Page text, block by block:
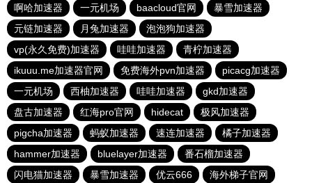
啊哈加速器
一元机场 baacloud官网
暴雪加速器
元链加速器
月兔加速器
泡泡狗加速器
vp(永久免费)加速器
哇哇加速器
青柠加速器
ikuuu.me加速器官网
免费海外pvn加速器
picacg加速器
一元机场
西柚加速器 哇哇加速器
gkd加速器
盘古加速器
红海pro官网 hidecat
极风加速器
pigcha加速器
蚂蚁加速器 速连加速器
橘子加速器
hammer加速器
bluelayer加速器
番石榴加速器
闪电猫加速器
暴雪加速器 优云666 海外梯子官网